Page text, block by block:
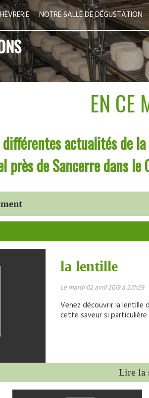
NOTRE SALLE DE DÉGUSTATION
actualités de
près de Sancerre dans le
la lentille
Le mardi 02 avril 2019 à 22h29
Venez découvrir la lentille
cette saveur si particulière
Lire la
EN CE